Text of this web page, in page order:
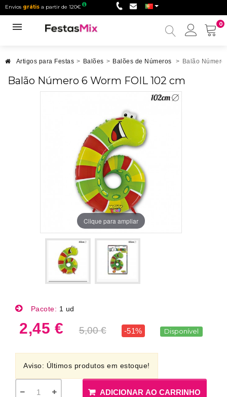
Envios grátis a partir de 120€
0
Minha
Artigos para Festas > Balões > Balões de Números > Balão
Balão Número 6 Worm FOIL 102 cm
Clique para ampliar
Pacote: 1 ud
2,45 € 5,00 € -51% Disponível
Aviso: Últimos produtos em estoque!
ADICIONAR AO CARRINHO